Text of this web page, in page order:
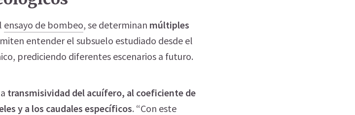
ensayo de bombeo, se determinan múltiples
entender el subsuelo estudiado desde el
prediciendo diferentes escenarios a futuro.
transmisividad del acuífero, al coeficiente de
y a los caudales específicos. “Con este